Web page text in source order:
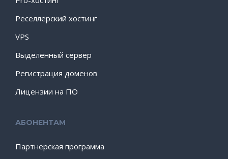
Реселлерский хостинг
VPS
Выделенный сервер
Регистрация доменов
Лицензии на ПО
АБОНЕНТАМ
Партнерская программа